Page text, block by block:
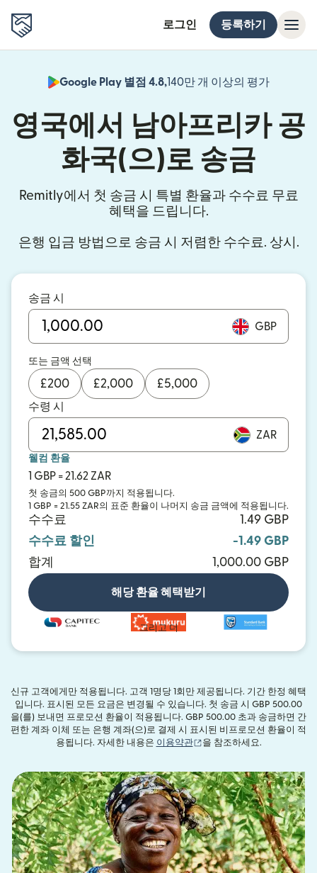
로그인 등록하기
Google Play 별점 4.8,140만 개 이상의 평가
영국에서 남아프리카 공
화국(으)로 송금
Remitly에서 첫 송금 시 특별 환율과 수수료 무료
혜택을 드립니다.
은행 입금 방법으로 송금 시 저렴한 수수료. 상시.
송금 시
GBP
또는 금액 선택
£200 £2,000 £5,000
수령 시
ZAR
웰컴 환율
1 GBP = 21.62 ZAR
첫 송금의 500 GBP까지 적용됩니다.
1 GBP = 21.55 ZAR의 표준 환율이 나머지 송금 금액에 적용됩니다.
수수료
1.49 GBP
수수료 할인
-1.49 GBP
합계
1,000.00 GBP
해당 환율 혜택받기
그리고 더
신규 고객에게만 적용됩니다. 고객 1명당 1회만 제공됩니다. 기간 한정 혜택
입니다. 표시된 모든 요금은 변경될 수 있습니다. 첫 송금 시 GBP 500.00
을(를) 보내면 프로모션 환율이 적용됩니다. GBP 500.00 초과 송금하면 간
편한 계좌 이체 또는 은행 계좌(으)로 결제 시 표시된 비프로모션 환율이 적
용됩니다. 자세한 내용은 이용약관 (새 창에서 열림)
을 참조하세요.